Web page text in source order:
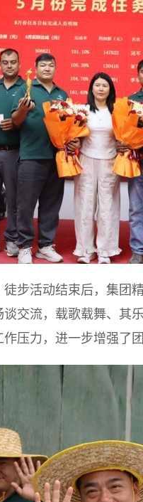
步活动结束后，集团
交流，载歌载舞、其
压力，进一步增强了